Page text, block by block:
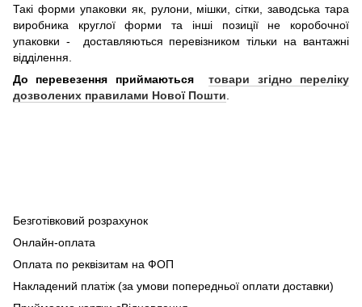
Такі форми упаковки як, рулони, мішки, сітки, заводська тара
виробника круглої форми та інші позиції не коробочної
упаковки - доставляються перевізником тільки на вантажні
відділення.
До перевезення приймаютьсятовари згідно переліку
дозволених правилами Нової Пошти
Безготівковий розрахунок
Онлайн-оплата
Оплата по реквізитам на ФОП
Накладений платіж (за умови попередньої оплати доставки)